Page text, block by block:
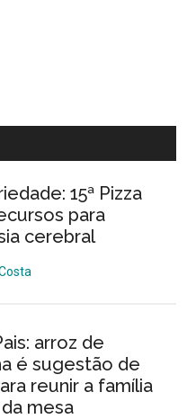
15ª Pizza
para
cerebral
arroz de
é sugestão de
reunir a família
mesa